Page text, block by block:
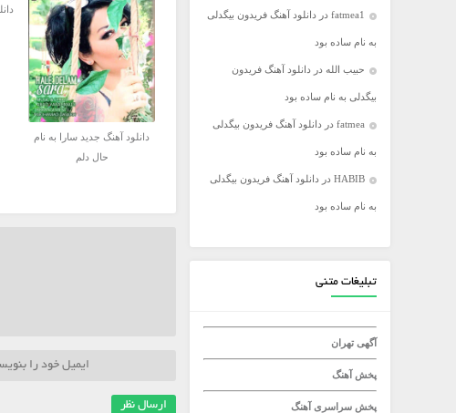
مرتضی اشرفی
مرتضی سرمدی
مهدی جهانی
مهدی یغمایی
میثم ابراهیمی
میلاد راستاد
fatmea1 در دانلود آهنگ فریدون بیگدلی
به نام ساده بود
حبیب الله در دانلود آهنگ فریدون
بیگدلی به نام ساده بود
fatmea در دانلود آهنگ فریدون بیگدلی
به نام ساده بود
HABIB در دانلود آهنگ فریدون بیگدلی
به نام ساده بود
تبلیغات متنی
آگهی تهران
پخش آهنگ
پخش سراسری آهنگ
دانلود آهنگ جدید سارا به نام
حال دلم